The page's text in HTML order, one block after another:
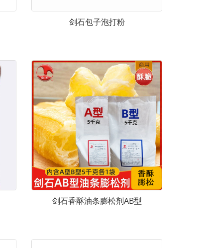
剑石包子泡打粉
剑石香酥油条膨松剂AB型